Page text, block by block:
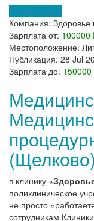
Откликнуться
Компания: Здоровье
Зарплата от: 100000
Местоположение:
Публикация: 28 Jul
Зарплата до: 150000
(Щелково)
в клинику «
поликлиническое
не просто
сотрудникам